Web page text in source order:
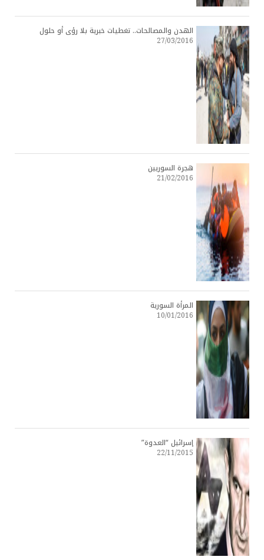
الهدن والمصالحات.. تغطيات خبرية بلا رؤى أو حلول
27/03/2016
هجرة السوريين
21/02/2016
المرأة السورية
10/01/2016
إسرائيل “العدوة”
22/11/2015